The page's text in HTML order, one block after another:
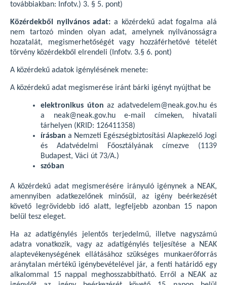
továbbiakban: Infotv.) 3. § 5. pont)
Közérdekből nyilvános adat: a közérdekű adat fogalma alá
nem tartozó minden olyan adat, amelynek nyilvánosságra
hozatalát, megismerhetőségét vagy hozzáférhetővé tételét
törvény közérdekből elrendeli (Infotv. 3.§ 6. pont)
A közérdekű adatok igénylésének menete:
A közérdekű adat megismerése iránt bárki igényt nyújthat be
elektronikus úton az adatvedelem@neak.gov.hu és
a neak@neak.gov.hu e-mail címeken, hivatali
tárhelyen (KRID: 126411358)
írásban a Nemzeti Egészségbiztosítási Alapkezelő Jogi
és Adatvédelmi Főosztályának címezve (1139
Budapest, Váci út 73/A.)
szóban
A közérdekű adat megismerésére irányuló igénynek a NEAK,
amennyiben adatkezelőnek minősül, az igény beérkezését
követő legrövidebb idő alatt, legfeljebb azonban 15 napon
belül tesz eleget.
Ha az adatigénylés jelentős terjedelmű, illetve nagyszámú
adatra vonatkozik, vagy az adatigénylés teljesítése a NEAK
alaptevékenységének ellátásához szükséges munkaerőforrás
aránytalan mértékű igénybevételével jár, a fenti határidő egy
alkalommal 15 nappal meghosszabbítható. Erről a NEAK az